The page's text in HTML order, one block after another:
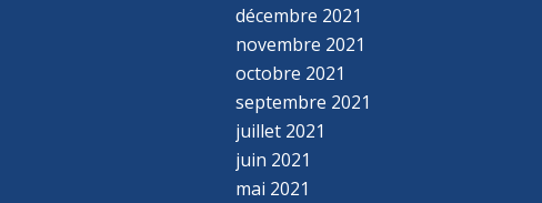
décembre 2021
novembre 2021
octobre 2021
septembre 2021
juillet 2021
juin 2021
mai 2021